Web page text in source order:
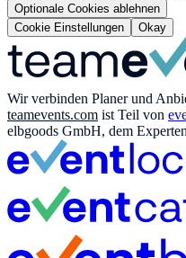
Optionale Cookies ablehnen
Cookie Einstellungen
Okay
Wir verbinden Planer und
teamevents.com ist Teil von
elbgoods GmbH, dem